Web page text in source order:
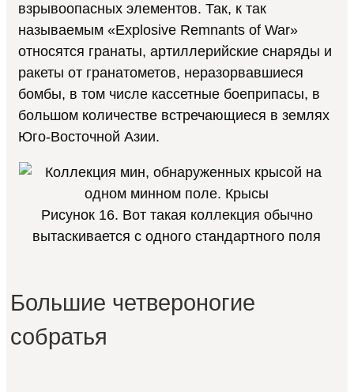
взрывоопасных элементов. Так, к так
называемым «Explosive Remnants of War»
относятся гранаты, артиллерийские снаряды и
ракеты от гранатометов, неразорвавшиеся
бомбы, в том числе кассетные боеприпасы, в
большом количестве встречающиеся в землях
Юго-Восточной Азии.
Рисунок 16. Вот такая коллекция обычно
вытаскивается с одного стандартного поля
Большие четвероногие
собратья